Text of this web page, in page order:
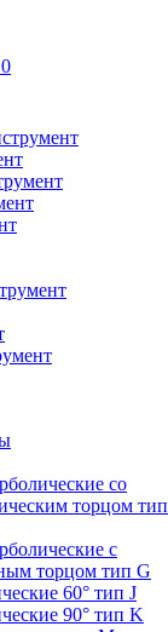
0
cо
торцом тип
с
торцом тип G
60° тип J
90° тип K